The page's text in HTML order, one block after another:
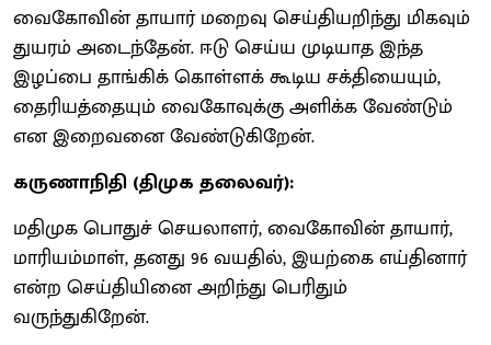
வைகோவின் தாயார் மறைவு செய்தியறிந்து மிகவும்
துயரம் அடைந்தேன். ஈடு செய்ய முடியாத இந்த
இழப்பை தாங்கிக் கொள்ளக் கூடிய சக்தியையும்,
தைரியத்தையும் வைகோவுக்கு அளிக்க வேண்டும்
என இறைவனை வேண்டுகிறேன்.
கருணாநிதி (திமுக தலைவர்):
மதிமுக பொதுச் செயலாளர், வைகோவின் தாயார்,
மாரியம்மாள், தனது 96 வயதில், இயற்கை எய்தினார்
என்ற செய்தியினை அறிந்து பெரிதும்
வருந்துகிறேன்.